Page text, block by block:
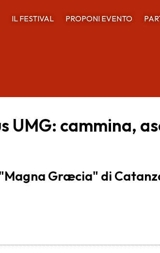
IL FESTIVAL PROPONI EVENTO
UMG: cammina,
Græcia" di